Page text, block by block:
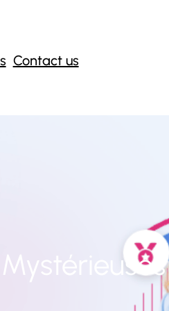
Contact us